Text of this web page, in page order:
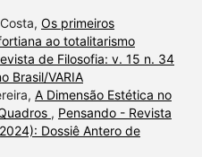
Os primeiros
ao totalitarismo
de Filosofia: v. 15 n. 34
Brasil/VARIA
A Dimensão Estética no
, Pensando - Revista
Dossiê Antero de